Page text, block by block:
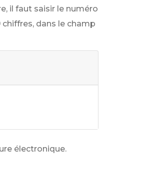
il faut saisir le numéro
chiffres, dans le champ
électronique.